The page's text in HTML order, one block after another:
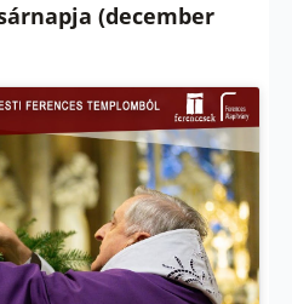
(december